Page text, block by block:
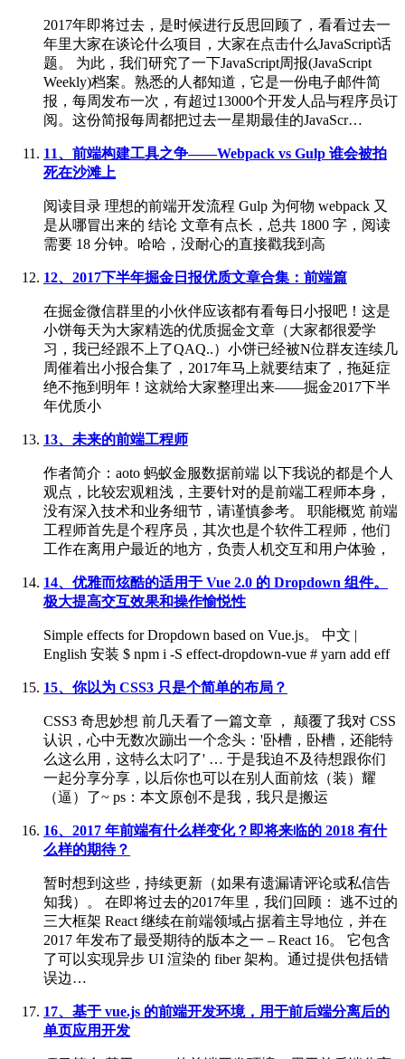
2017年即将过去，是时候进行反思回顾了，看看过去一
年里大家在谈论什么项目，大家在点击什么JavaScript话
题。 为此，我们研究了一下JavaScript周报(JavaScript
Weekly)档案。熟悉的人都知道，它是一份电子邮件简
报，每周发布一次，有超过13000个开发人品与程序员订
阅。这份简报每周都把过去一星期最佳的JavaScr…
11、前端构建工具之争——Webpack vs Gulp 谁会被拍
死在沙滩上
阅读目录 理想的前端开发流程 Gulp 为何物 webpack 又
是从哪冒出来的 结论 文章有点长，总共 1800 字，阅读
需要 18 分钟。哈哈，没耐心的直接戳我到高
12、2017下半年掘金日报优质文章合集：前端篇
在掘金微信群里的小伙伴应该都有看每日小报吧！这是
小饼每天为大家精选的优质掘金文章（大家都很爱学
习，我已经跟不上了QAQ..）小饼已经被N位群友连续几
周催着出小报合集了，2017年马上就要结束了，拖延症
绝不拖到明年！这就给大家整理出来——掘金2017下半
年优质小
13、未来的前端工程师
作者简介：aoto 蚂蚁金服数据前端 以下我说的都是个人
观点，比较宏观粗浅，主要针对的是前端工程师本身，
没有深入技术和业务细节，请谨慎参考。 职能概览 前端
工程师首先是个程序员，其次也是个软件工程师，他们
工作在离用户最近的地方，负责人机交互和用户体验，
14、优雅而炫酷的适用于 Vue 2.0 的 Dropdown 组件。
极大提高交互效果和操作愉悦性
Simple effects for Dropdown based on Vue.js。 中文 |
English 安装 $ npm i -S effect-dropdown-vue # yarn add eff
15、你以为 CSS3 只是个简单的布局？
CSS3 奇思妙想 前几天看了一篇文章 ， 颠覆了我对 CSS
认识，心中无数次蹦出一个念头：'卧槽，卧槽，还能特
么这么用，这特么太叼了' … 于是我迫不及待想跟你们
一起分享分享，以后你也可以在别人面前炫（装）耀
（逼）了~ ps：本文原创不是我，我只是搬运
16、2017 年前端有什么样变化？即将来临的 2018 有什
么样的期待？
暂时想到这些，持续更新（如果有遗漏请评论或私信告
知我）。 在即将过去的2017年里，我们回顾： 逃不过的
三大框架 React 继续在前端领域占据着主导地位，并在
2017 年发布了最受期待的版本之一 – React 16。 它包含
了可以实现异步 UI 渲染的 fiber 架构。通过提供包括错
误边…
17、基于 vue.js 的前端开发环境，用于前后端分离后的
单页应用开发